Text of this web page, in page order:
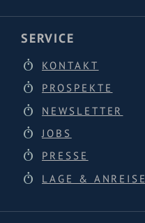
SERVICE
KONTAKT
PROSPEKTE
NEWSLETTER
JOBS
PRESSE
LAGE & ANREISE